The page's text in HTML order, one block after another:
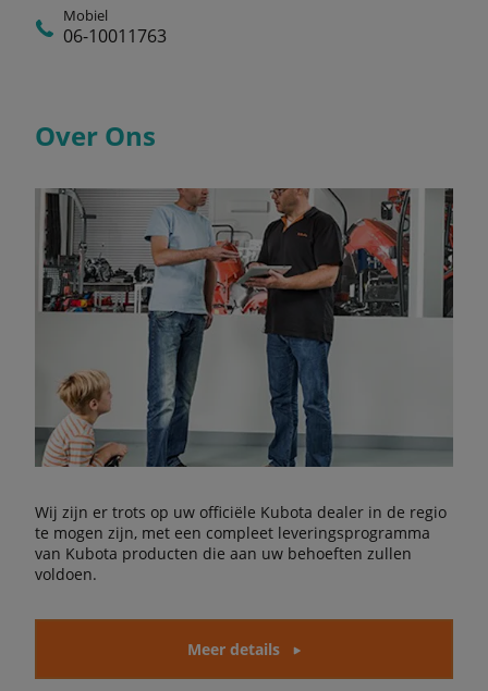
Mobiel
06-10011763
Over Ons
Wij zijn er trots op uw officiële Kubota dealer in de regio
te mogen zijn, met een compleet leveringsprogramma
van Kubota producten die aan uw behoeften zullen
voldoen.
Meer details